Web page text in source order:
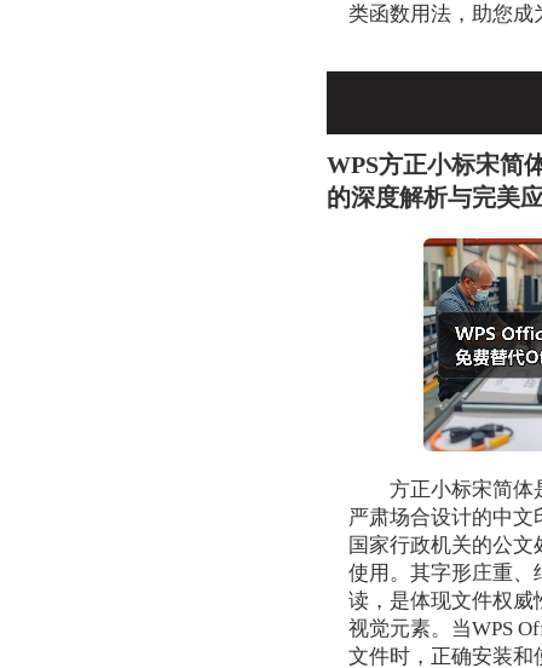
类函数用法，助您成
WPS方正小标宋简
的深度解析与完美
方正小标宋简体
严肃场合设计的中文
国家行政机关的公
使用。其字形庄重、
读，是体现文件权威
视觉元素。当WPS
文件时，正确安装和